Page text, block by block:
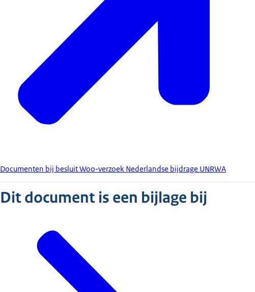
Documenten bij besluit Woo-verzoek Nederlandse bijdrage UNRWA
Dit document is een bijlage bij